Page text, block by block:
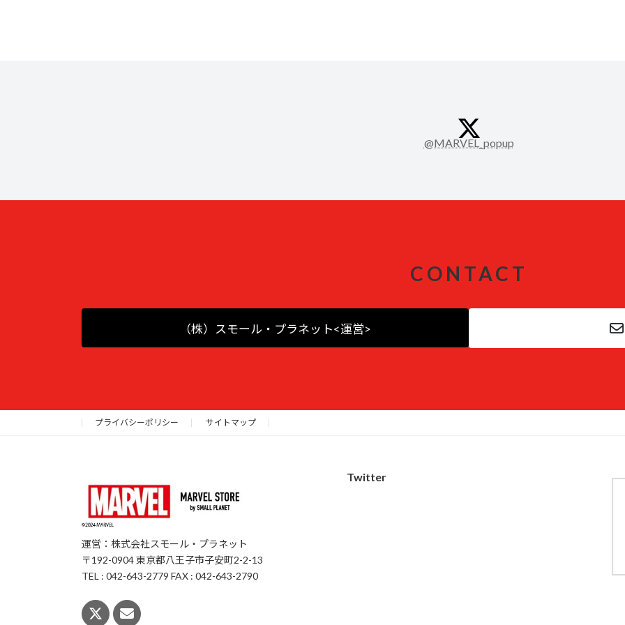
ア
イ
コ
@MARVEL_popup
CONTACT
（株）スモール・プラネット<運営>
プライバシーポリシー サイトマップ
運営：株式会社スモール・プラネット
〒192-0904 東京都八王子市子安町2-2-13
TEL : 042-643-2779 FAX : 042-643-2790
Twitter